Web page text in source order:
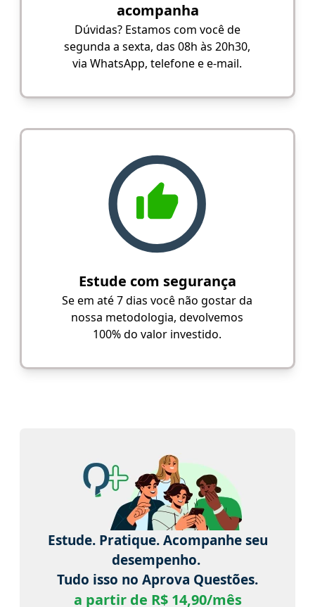
acompanha
Dúvidas? Estamos com você de
segunda a sexta, das 08h às 20h30,
via WhatsApp, telefone e e-mail.
Estude com segurança
Se em até 7 dias você não gostar da
nossa metodologia, devolvemos
100% do valor investido.
Estude. Pratique. Acompanhe seu
desempenho.
Tudo isso no Aprova Questões.
a partir de R$ 14,90/mês